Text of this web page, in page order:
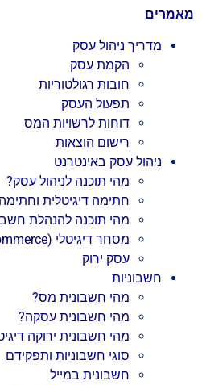
מאמרים
מדריך ניהול עסק
הקמת עסק
חובות רגולטוריות
תפעול העסק
דוחות לרשויות המס
רישום הוצאות
ניהול עסק באינטרנט
מהי תוכנה לניהול עסק?
חתימה דיגיטלית
מהי תוכנה להנהלת
מסחר דיגיטלי (Ecommerce)
עסק ירוק
חשבוניות
מהי חשבונית מס?
מהי חשבונית עסקה?
מהי חשבונית ירוקה
סוגי חשבוניות ותפקידם
חשבונית במייל